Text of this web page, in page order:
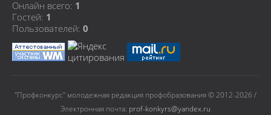
Онлайн всего: 1
Гостей: 1
Пользователей: 0
"Профконкурс" молодежная редакция профобразования © 2012-2026 /
Электронная почта: prof-konkyrs@yandex.ru